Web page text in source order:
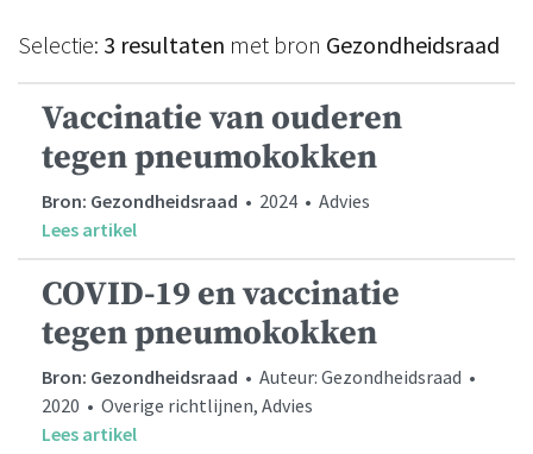
Selectie: 3 resultaten met bron Gezondheidsraad
Vaccinatie van ouderen
tegen pneumokokken
Bron: Gezondheidsraad • 2024 • Advies
Lees artikel
COVID-19 en vaccinatie
tegen pneumokokken
Bron: Gezondheidsraad • Auteur: Gezondheidsraad •
2020 • Overige richtlijnen, Advies
Lees artikel